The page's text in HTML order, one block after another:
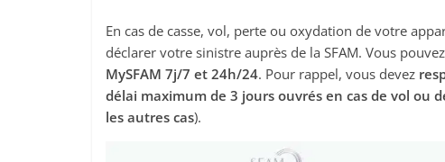
En cas de casse, vol, perte ou oxydation de votre
déclarer votre sinistre auprès de la SFAM. Vous
MySFAM 7j/7 et 24h/24. Pour rappel, vous devez
délai maximum de 3 jours ouvrés en cas de vol ou
les autres cas).